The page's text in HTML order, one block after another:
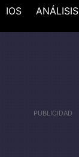
IOS ANÁLISIS